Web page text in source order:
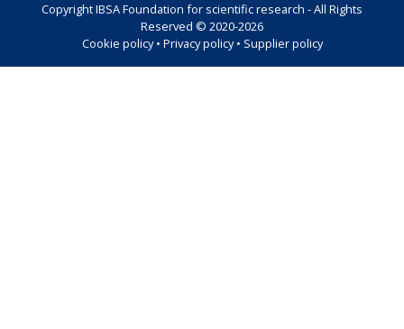
Copyright IBSA Foundation for scientific research - All Rights
Reserved © 2020-2026
Cookie policy• Privacy policy• Supplier policy